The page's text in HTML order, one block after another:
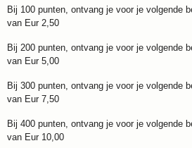
Bij 100 punten, ontvang je voor je volgende
van Eur 2,50
Bij 200 punten, ontvang je voor je volgende
van Eur 5,00
Bij 300 punten, ontvang je voor je volgende
van Eur 7,50
Bij 400 punten, ontvang je voor je volgende
van Eur 10,00